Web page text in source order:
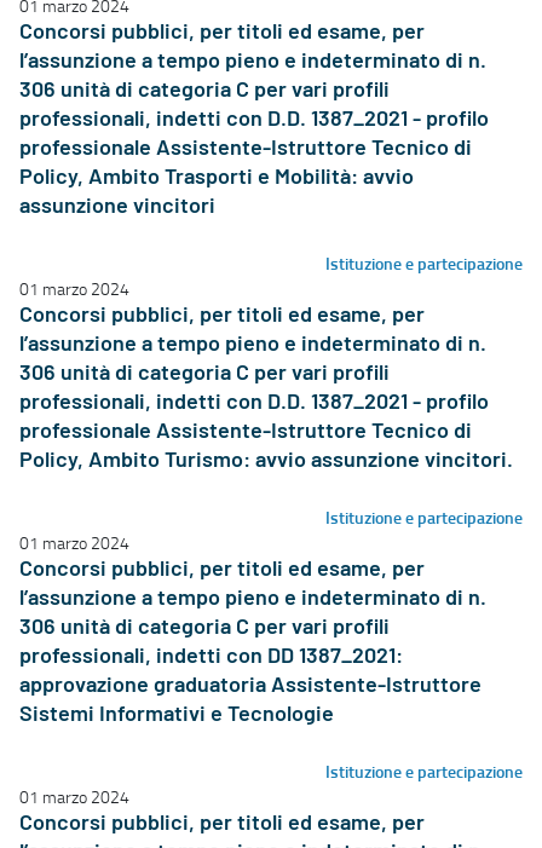
01 marzo 2024
Concorsi pubblici, per titoli ed esame, per
l’assunzione a tempo pieno e indeterminato di n.
306 unità di categoria C per vari profili
professionali, indetti con D.D. 1387_2021 - profilo
professionale Assistente-Istruttore Tecnico di
Policy, Ambito Trasporti e Mobilità: avvio
assunzione vincitori
Istituzione e partecipazione
01 marzo 2024
Concorsi pubblici, per titoli ed esame, per
l’assunzione a tempo pieno e indeterminato di n.
306 unità di categoria C per vari profili
professionali, indetti con D.D. 1387_2021 - profilo
professionale Assistente-Istruttore Tecnico di
Policy, Ambito Turismo: avvio assunzione vincitori.
Istituzione e partecipazione
01 marzo 2024
Concorsi pubblici, per titoli ed esame, per
l’assunzione a tempo pieno e indeterminato di n.
306 unità di categoria C per vari profili
professionali, indetti con DD 1387_2021:
approvazione graduatoria Assistente-Istruttore
Sistemi Informativi e Tecnologie
Istituzione e partecipazione
01 marzo 2024
Concorsi pubblici, per titoli ed esame, per